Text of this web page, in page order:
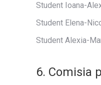
Student Ioana-
Student Elena-
Student Alexia-
6. Comisia